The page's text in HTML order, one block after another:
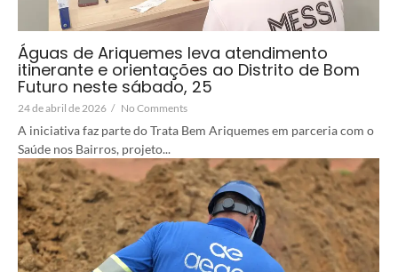
Águas de Ariquemes leva atendimento
itinerante e orientações ao Distrito de Bom
Futuro neste sábado, 25
24 de abril de 2026 / No Comments
A iniciativa faz parte do Trata Bem Ariquemes em parceria com o
Saúde nos Bairros, projeto...